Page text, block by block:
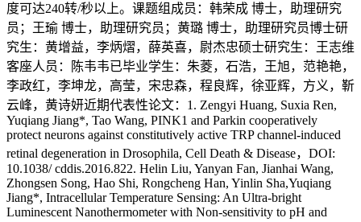
度可达240转/秒以上。课题组成员：韩荣成 博士，助理研究
员；王瑜 博士，助理研究员；黄璐 博士，助理研究员博士研
究生：黄增益，李炳熠，薛英喜，尉杰忠硕士研究生：王志维
客座人员：陈韦韦已毕业学生：朱菱，石浩，王旭，范艳艳，
李政红，李坤龙，高莹，宋忠森，程良辉，徐亚辉，方义，靳
云峰，黄诗妍近期代表性论文：1. Zengyi Huang, Suxia Ren,
Yuqiang Jiang*, Tao Wang, PINK1 and Parkin cooperatively
protect neurons against constitutively active TRP channel-induced
retinal degeneration in Drosophila, Cell Death & Disease，DOI:
10.1038/ cddis.2016.822. Helin Liu, Yanyan Fan, Jianhai Wang,
Zhongsen Song, Hao Shi, Rongcheng Han, Yinlin Sha,Yuqiang
Jiang*, Intracellular Temperature Sensing: An Ultra-bright
Luminescent Nanothermometer with Non-sensitivity to pH and